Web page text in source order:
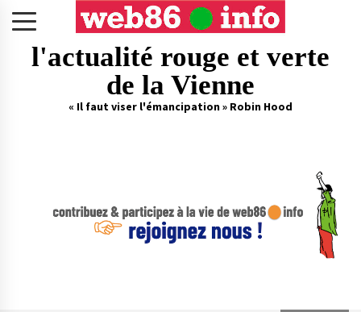
l'actualité rouge et verte
de la Vienne
« Il faut viser l'émancipation » Robin Hood